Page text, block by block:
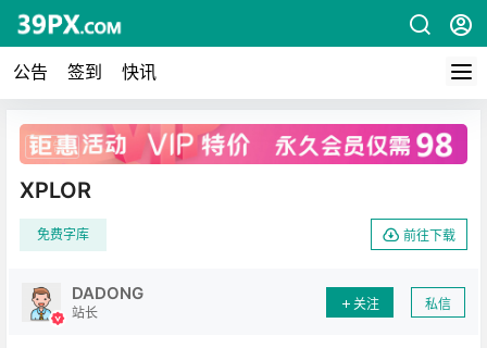
公告 签到 快讯
广告
XPLOR
免费字库 前往下载
DADONG
站长
关注 私信